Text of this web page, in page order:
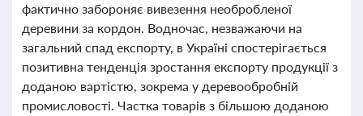
фактично забороняє вивезення необробленої
деревини за кордон. Водночас, незважаючи на
загальний спад експорту, в Україні спостерігається
позитивна тенденція зростання експорту продукції з
доданою вартістю, зокрема у деревообробній
промисловості. Частка товарів з більшою доданою